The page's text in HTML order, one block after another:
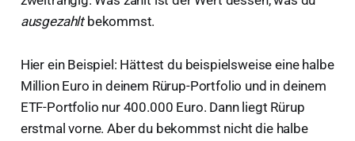
ausgezahltbekommst.
Hier ein Beispiel: Hättest du beispielsweise eine halbe
Million Euro in deinem Rürup-Portfolio und in deinem
ETF-Portfolio nur 400.000 Euro. Dann liegt Rürup
erstmal vorne. Aber du bekommst nicht die halbe